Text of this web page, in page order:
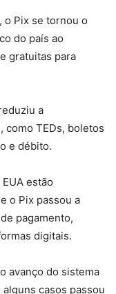
o Pix se tornou o
do país ao
gratuitas para
a
como TEDs, boletos
e débito.
estão
o Pix passou a
pagamento,
digitais.
avanço do sistema
casos passou